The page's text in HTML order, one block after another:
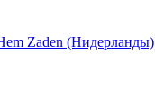
Zaden (Нидерланды)